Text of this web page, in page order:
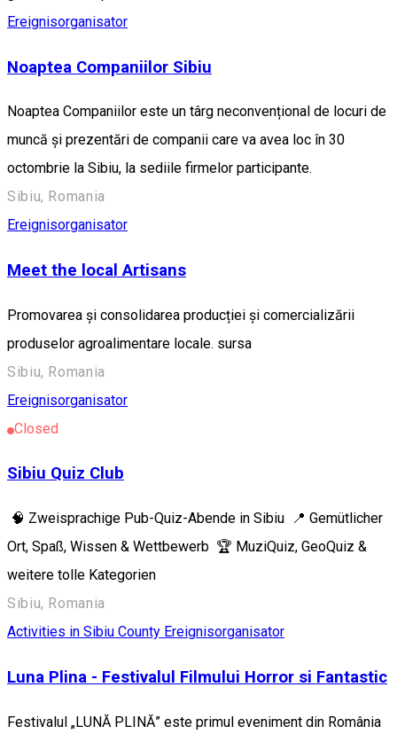
Ereignisorganisator
Noaptea Companiilor Sibiu
Noaptea Companiilor este un târg neconvențional de locuri de
muncă și prezentări de companii care va avea loc în 30
octombrie la Sibiu, la sediile firmelor participante.
Sibiu, Romania
Ereignisorganisator
Meet the local Artisans
Promovarea și consolidarea producției și comercializării
produselor agroalimentare locale. sursa
Sibiu, Romania
Ereignisorganisator
Closed
Sibiu Quiz Club
🧠 Zweisprachige Pub-Quiz-Abende in Sibiu 📍 Gemütlicher
Ort, Spaß, Wissen & Wettbewerb 🏆 MuziQuiz, GeoQuiz &
weitere tolle Kategorien
Sibiu, Romania
Activities in Sibiu County Ereignisorganisator
Luna Plina - Festivalul Filmului Horror si Fantastic
Festivalul „LUNĂ PLINĂ” este primul eveniment din România